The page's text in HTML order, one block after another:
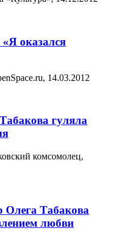
оказался
14.03.2012
гуляла
комсомолец,
Табакова
любви